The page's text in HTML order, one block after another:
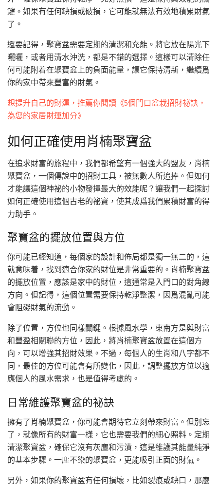
鍵。如果有任何缺損或破損，它可能就無法有效地積累財氣
了。
還要記得，聚寶盆需要定期的清潔和充能。將它放在陽光下
曬曬，或者用清水沖洗，都是不錯的選擇。這樣可以清除任
何可能附着在聚寶盆上的負面能量，讓它保持清新，繼續爲
你的家中帶來豐富的財氣。
想提升自己的財運，推薦你閱讀《5個門口盆栽招財祕訣，
為您的家居財運加分》
如何正確使用肖楠聚寶盆
在追求財富的旅程中，我們都希望有一個強大的盟友，肖楠
聚寶盆，一個傳說中的招財工具，被無數人所追捧。但如何
才能讓這個神祕的小物發揮最大的效能呢？讓我們一起探討
如何正確使用這個古老的祕寶，使其成爲我們累積財富的得
力助手。
聚寶盆的擺放位置與方位
你可能已經知道，每個家的設計和佈局都是獨一無二的，這
就意味着，找到適合你家的財位是非常重要的。肖楠聚寶盆
的擺放位置，應該是家中的財位，這通常是入門口的對角線
方向。但記得，這個位置需要保持乾淨整潔，因爲混亂可能
會阻礙財氣的流動。
除了位置，方位也同樣關鍵。根據風水學，東南方是與財富
和豐盈相關聯的方位，因此，將肖楠聚寶盆放置在這個方
向，可以增強其招財效果。不過，每個人的生肖和八字都不
同，最佳的方位可能會有所變化，因此，調整擺放方位以適
應個人的風水需求，也是值得考慮的。
日常維護聚寶盆的祕訣
擁有了肖楠聚寶盆，你可能會期待它立刻帶來財富。但別忘
了，就像所有的財富一樣，它也需要我們的細心照料。定期
清潔聚寶盆，確保它沒有灰塵和污漬，這是維護其能量純淨
的基本步驟。一塵不染的聚寶盆，更能吸引正面的財氣。
另外，如果你的聚寶盆有任何損壞，比如裂痕或缺口，那麼